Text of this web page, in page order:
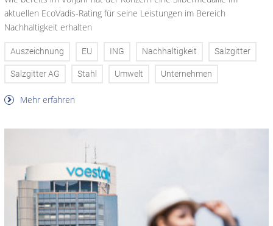
aktuellen EcoVadis-Rating für seine Leistungen im Bereich
Nachhaltigkeit erhalten
Auszeichnung EU ING Nachhaltigkeit Salzgitter
Salzgitter AG Stahl Umwelt Unternehmen
Mehr erfahren